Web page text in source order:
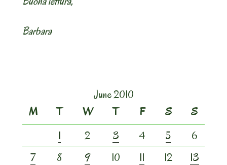
Barbara
June 2010
M
T W T F S
S
1
2 3 4 5
6
7
8 9 10 11 12
13